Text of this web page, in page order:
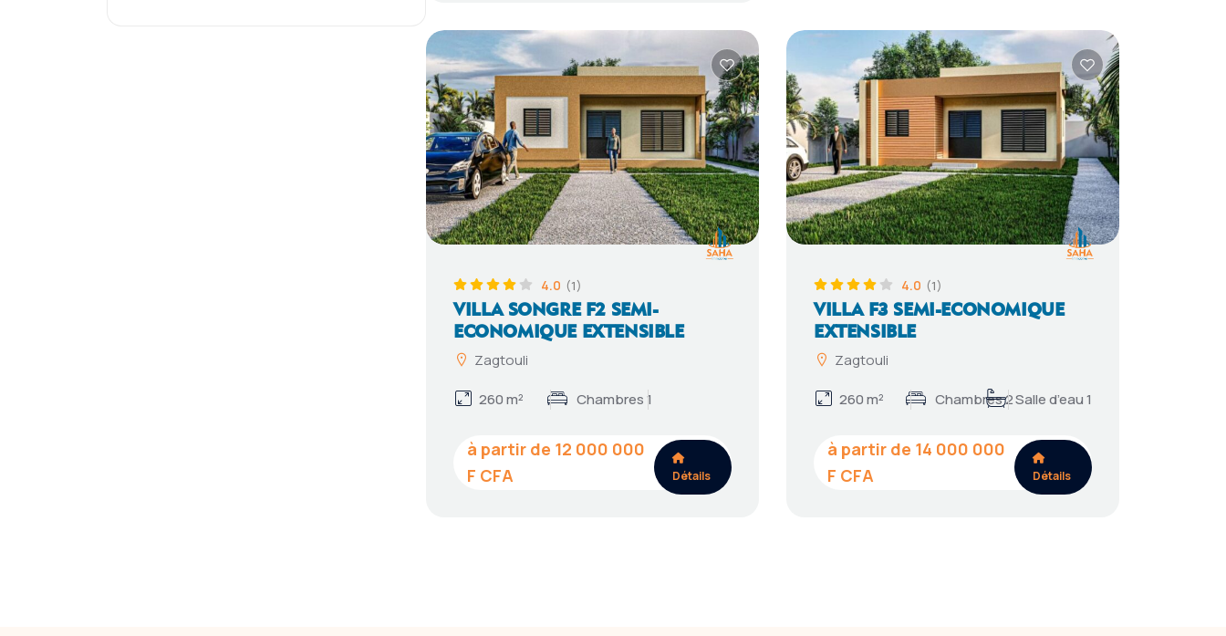
4.0 (1)
VILLA SONGRE F2 SEMI-
ECONOMIQUE EXTENSIBLE
Zagtouli
260 m² Chambres 1
12 000 000
Détails
4.0 (1)
VILLA F3 SEMI-ECONOMIQUE
EXTENSIBLE
Zagtouli
260 m² Chambres 2Salle d’eau 1
14 000 000
Détails